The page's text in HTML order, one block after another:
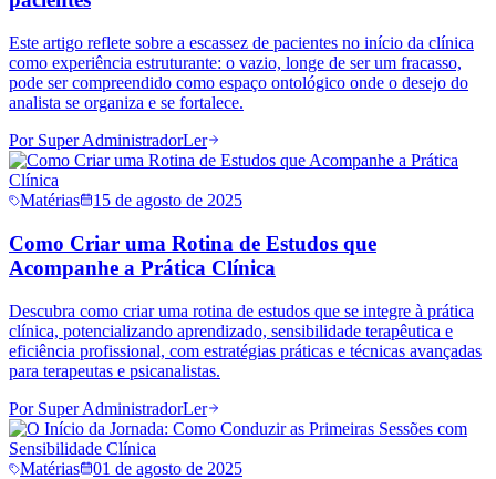
Este artigo reflete sobre a escassez de pacientes no início da clínica
como experiência estruturante: o vazio, longe de ser um fracasso,
pode ser compreendido como espaço ontológico onde o desejo do
analista se organiza e se fortalece.
Por Super AdministradorLer
Matérias 15 de agosto de 2025
Como Criar uma Rotina de Estudos que
Acompanhe a Prática Clínica
Descubra como criar uma rotina de estudos que se integre à prática
clínica, potencializando aprendizado, sensibilidade terapêutica e
eficiência profissional, com estratégias práticas e técnicas avançadas
para terapeutas e psicanalistas.
Por Super AdministradorLer
Matérias 01 de agosto de 2025